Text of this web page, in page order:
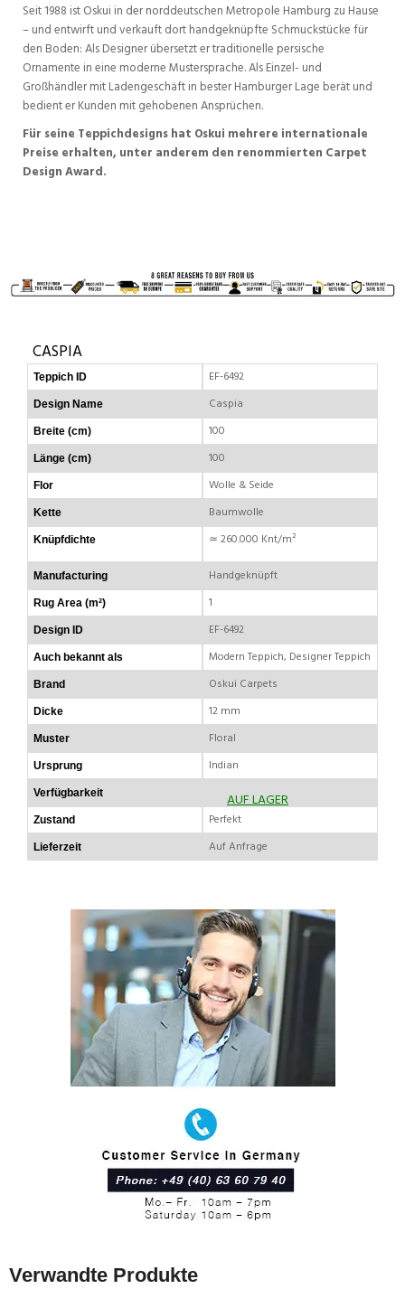
Seit 1988 ist Oskui in der norddeutschen Metropole Hamburg zu Hause
– und entwirft und verkauft dort handgeknüpfte Schmuckstücke für
den Boden: Als Designer übersetzt er traditionelle persische
Ornamente in eine moderne Mustersprache. Als Einzel- und
Großhändler mit Ladengeschäft in bester Hamburger Lage berät und
bedient er Kunden mit gehobenen Ansprüchen.
Für seine Teppichdesigns hat Oskui mehrere internationale
Preise erhalten, unter anderem den renommierten Carpet
Design Award.
CASPIA
Teppich ID EF-6492
Design Name Caspia
Breite (cm) 100
Länge (cm) 100
Flor Wolle & Seide
Kette Baumwolle
Knüpfdichte ≃ 260.000 Knt/m²
Manufacturing Handgeknüpft
Rug Area (m²) 1
Design ID EF-6492
Auch bekannt als Modern Teppich, Designer Teppich
Brand Oskui Carpets
Dicke 12 mm
Muster Floral
Ursprung Indian
Verfügbarkeit AUF LAGER
Zustand Perfekt
Lieferzeit Auf Anfrage
Verwandte Produkte